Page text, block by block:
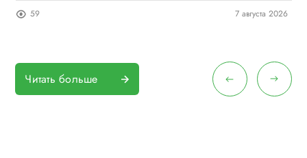
59 7 августа 2026
Читать больше